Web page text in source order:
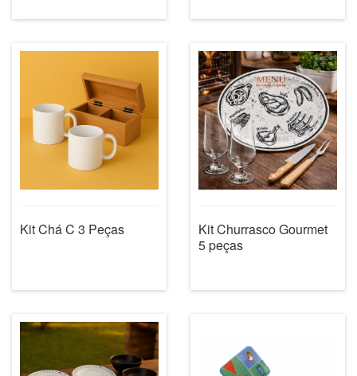
Kit Chá C 3 Peças
Kit Churrasco Gourmet
5 peças